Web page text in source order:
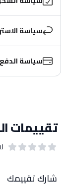
سياسة
سياسة الدفع
تقييمات
شارك تقييمك